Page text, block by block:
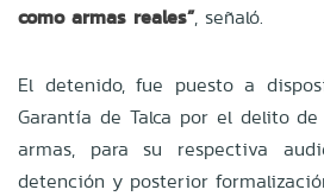
como armas reales”, señaló.
El detenido, fue puesto a
Garantía de Talca por el delito
armas, para su respectiva
detención y posterior